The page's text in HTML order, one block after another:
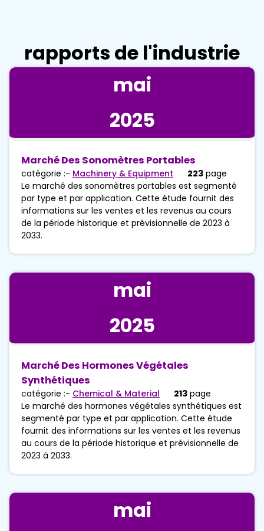
rapports de l'industrie
mai
2025
Marché Des Sonomètres Portables
catégorie :- Machinery & Equipment 223 page
Le marché des sonomètres portables est segmenté
par type et par application. Cette étude fournit des
informations sur les ventes et les revenus au cours
de la période historique et prévisionnelle de 2023 à
2033.
mai
2025
Marché Des Hormones Végétales
Synthétiques
catégorie :- Chemical & Material 213 page
Le marché des hormones végétales synthétiques est
segmenté par type et par application. Cette étude
fournit des informations sur les ventes et les revenus
au cours de la période historique et prévisionnelle de
2023 à 2033.
mai